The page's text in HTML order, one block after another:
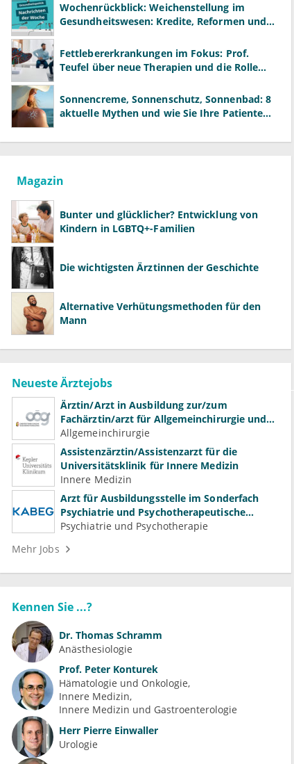
Wochenrückblick: Weichenstellung im
Gesundheitswesen: Kredite, Reformen und
Fettlebererkrankungen im Fokus: Prof.
Teufel über neue Therapien und die Rolle
Sonnencreme, Sonnenschutz, Sonnenbad: 8
aktuelle Mythen und wie Sie Ihre Patienten
Magazin
Bunter und glücklicher? Entwicklung von
Kindern in LGBTQ+-Familien
Die wichtigsten Ärztinnen der Geschichte
Alternative Verhütungsmethoden für den
Mann
Neueste Ärztejobs
Ärztin/Arzt in Ausbildung zur/zum
Fachärztin/arzt für Allgemeinchirurgie und
Gefäßchirurgie
Allgemeinchirurgie
Assistenzärztin/Assistenzarzt für die
Universitätsklinik für Innere Medizin
Innere Medizin
Arzt für Ausbildungsstelle im Sonderfach
Psychiatrie und Psychotherapeutische
Medizin (m/w/d)
Psychiatrie und Psychotherapie
Mehr Jobs
Kennen Sie ...?
Dr. Thomas Schramm
Anästhesiologie
Prof. Peter Konturek
Hämatologie und Onkologie
Innere Medizin
Innere Medizin und Gastroenterologie
Herr Pierre Einwaller
Urologie